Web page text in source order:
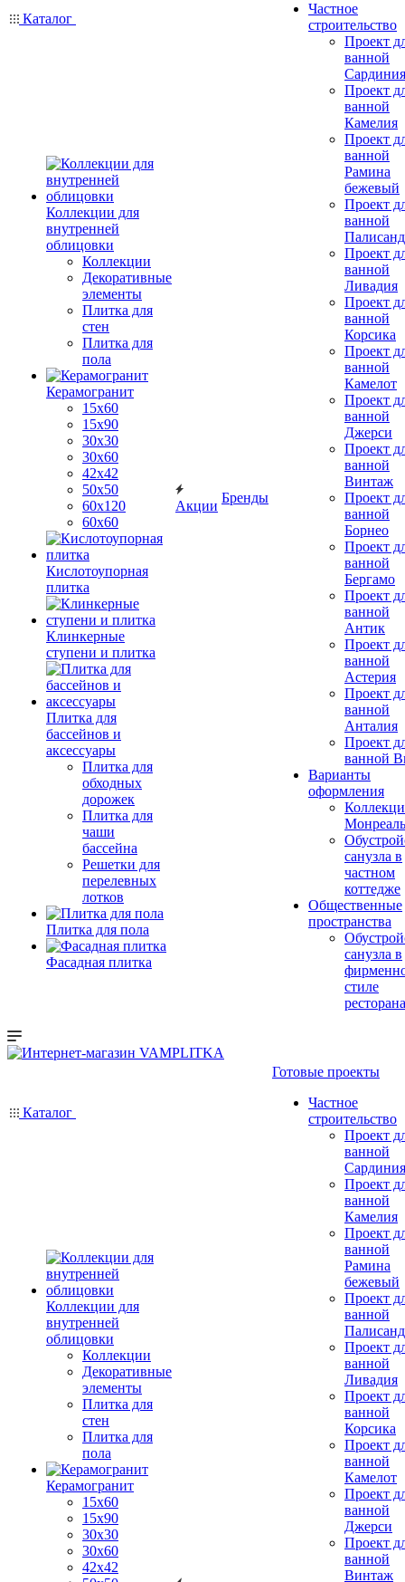
Каталог
Коллекции для
внутренней
облицовки
Коллекции
Декоративные
элементы
Плитка для
стен
Плитка для
пола
Керамогранит
15х60
15x90
30х30
30х60
42х42
50х50
60х120
60х60
Кислотоупорная
плитка
Клинкерные
ступени и плитка
Плитка для
бассейнов и
аксессуары
Плитка для
обходных
дорожек
Плитка для
чаши
бассейна
Решетки для
перелевных
лотков
Плитка для пола
Фасадная плитка
Акции
Бренды
Частное
строительство
Проект
ванной
Сардиния
Проект
ванной
Камелия
Проект
ванной
Рамина
бежевый
Проект
ванной
Проект
ванной
Ливадия
Проект
ванной
Корсика
Проект
ванной
Камелот
Проект
ванной
Джерси
Проект
ванной
Винтаж
Проект
ванной
Борнео
Проект
ванной
Бергамо
Проект
ванной
Антик
Проект
ванной
Астерия
Проект
ванной
Анталия
Проект
ванной
Варианты
оформления
Монреаль
санузла в
частном
коттедже
Общественные
пространства
санузла в
стиле
ресторана
Каталог
Коллекции для
внутренней
облицовки
Коллекции
Декоративные
элементы
Плитка для
стен
Плитка для
пола
Керамогранит
15х60
15x90
30х30
30х60
42х42
Готовые проекты
Частное
строительство
Проект
ванной
Сардиния
Проект
ванной
Камелия
Проект
ванной
Рамина
бежевый
Проект
ванной
Проект
ванной
Ливадия
Проект
ванной
Корсика
Проект
ванной
Камелот
Проект
ванной
Джерси
Проект
ванной
Винтаж